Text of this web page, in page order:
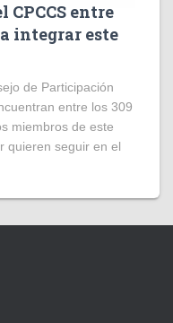
CPCCS entre
integrar este
de Participación
entre los 309
miembros de este
quieren seguir en el